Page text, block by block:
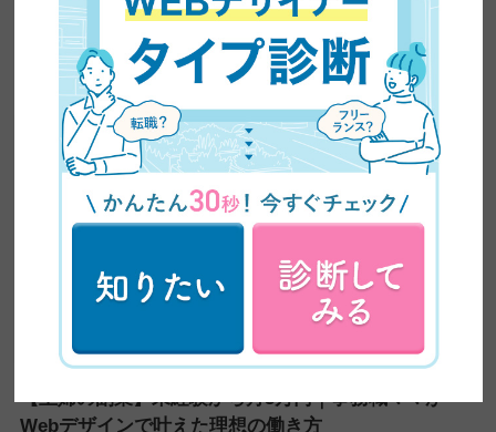
5ヶ月で60万円の副業収入を稼いだ方法を大公開！紹
介が止まらない売り込み術がやばい
【主婦の副業】未経験から月5万円｜事務職ママが
Webデザインで叶えた理想の働き方